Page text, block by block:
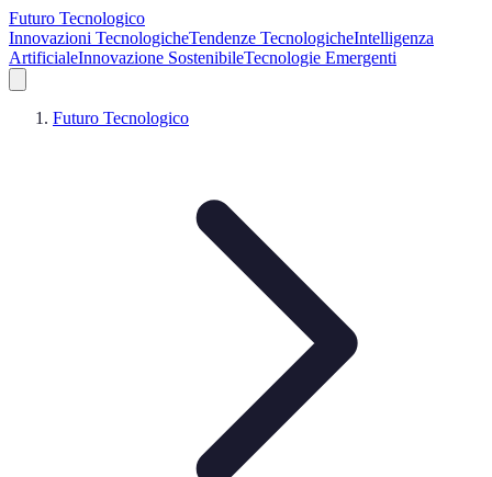
Futuro Tecnologico
Innovazioni TecnologicheTendenze TecnologicheIntelligenza
ArtificialeInnovazione SostenibileTecnologie Emergenti
Futuro Tecnologico